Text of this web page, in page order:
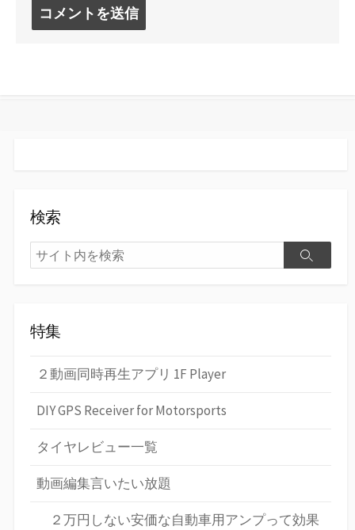
メ
検索
検
索
検
特集
２動画同時再生アプリ 1F Player
DIY GPS Receiver for Motorsports
タイヤレビュー一覧
動画編集言いたい放題
２万円しない安価な自動車用アンプって効果